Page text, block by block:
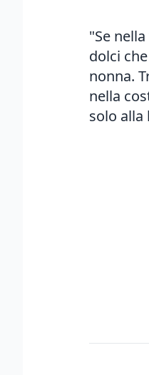
"Se
dolci
nonna.
nella
solo alla